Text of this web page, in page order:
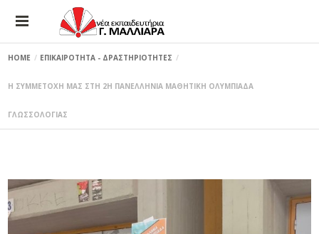
HOME ΕΠΙΚΑΙΡΟΤΗΤΑ - ΔΡΑΣΤΗΡΙΟΤΗΤΕΣ
Η ΣΥΜΜΕΤΟΧΗ ΜΑΣ ΣΤΗ 2Η ΠΑΝΕΛΛΗΝΙΑ ΜΑΘΗΤΙΚΗ ΟΛΥΜΠΙΑΔΑ
ΓΛΩΣΣΟΛΟΓΙΑΣ